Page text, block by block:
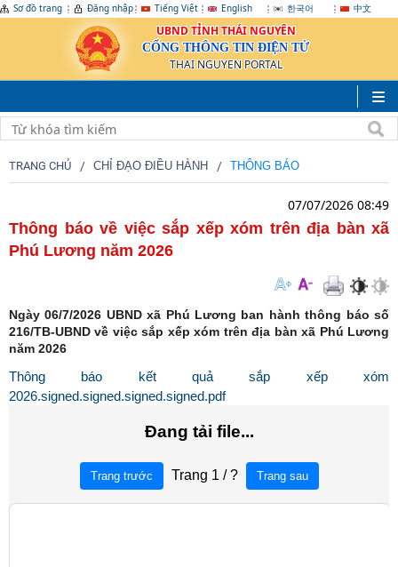
Sơ đồ trang Đăng nhập Tiếng Việt English 한국어 中文
UBND TỈNH THÁI NGUYÊN
CỔNG THÔNG TIN ĐIỆN TỬ
THAI NGUYEN PORTAL
TRANG CHỦ CHỈ ĐẠO ĐIỀU HÀNH THÔNG BÁO
07/07/2026 08:49
Thông báo về việc sắp xếp xóm trên địa bàn xã
Phú Lương năm 2026
Ngày 06/7/2026 UBND xã Phú Lương ban hành thông báo số
216/TB-UBND về việc sắp xếp xóm trên địa bàn xã Phú Lương
năm 2026
Thông báo kết quả sắp xếp xóm
2026.signed.signed.signed.signed.pdf